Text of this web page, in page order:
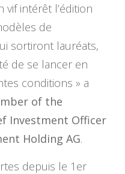
vif intérêt l’édition
de
sortiront lauréats,
de se lancer en
conditions » a
of the
Investment Officer
Holding AG.
depuis le 1er